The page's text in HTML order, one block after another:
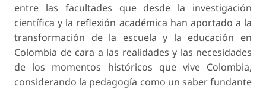
entre las facultades que desde la investigación
científica y la reflexión académica han aportado a la
transformación de la escuela y la educación en
Colombia de cara a las realidades y las necesidades
de los momentos históricos que vive Colombia,
considerando la pedagogía como un saber fundante